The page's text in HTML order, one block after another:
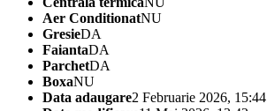
Aer ConditionatNU
GresieDA
FaiantaDA
ParchetDA
BoxaNU
Data adaugare2 Februarie 2026, 15:44